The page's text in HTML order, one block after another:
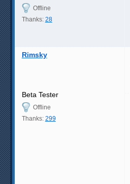
Offline
Thanks: 28
Rimsky
Beta Tester
Offline
Thanks: 299